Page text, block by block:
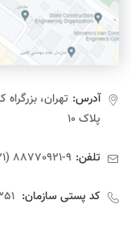
آدرس: تهران،
پلاک ۱۰
تلفن: 9-88770921 (021)
کد پستی سازمان: